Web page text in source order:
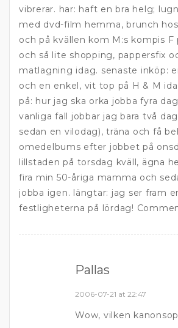
vibrerar. har: haft en bra helg;
med dvd-film hemma, brunch
och på kvällen kom M:s kompis F
och så lite shopping, pappersfix
matlagning idag. senaste inköp:
och en enkel, vit top på H & M
på: hur jag ska orka jobba fyra
vanliga fall jobbar jag bara två
sedan en vilodag), träna och få
omedelbums efter jobbet på
lillstaden på torsdag kväll, ägna
fira min 50-åriga mamma och
jobba igen. längtar: jag ser fram
festligheterna på lördag!
Pallas
2006-07-21 at 22:47
Wow, vilken